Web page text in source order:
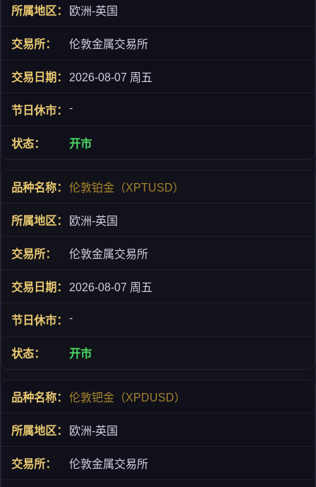
欧洲-英国
伦敦金属交易所
2026-08-07 周五
-
开市
伦敦铂金（XPTUSD）
欧洲-英国
伦敦金属交易所
2026-08-07 周五
-
开市
伦敦钯金（XPDUSD）
欧洲-英国
伦敦金属交易所